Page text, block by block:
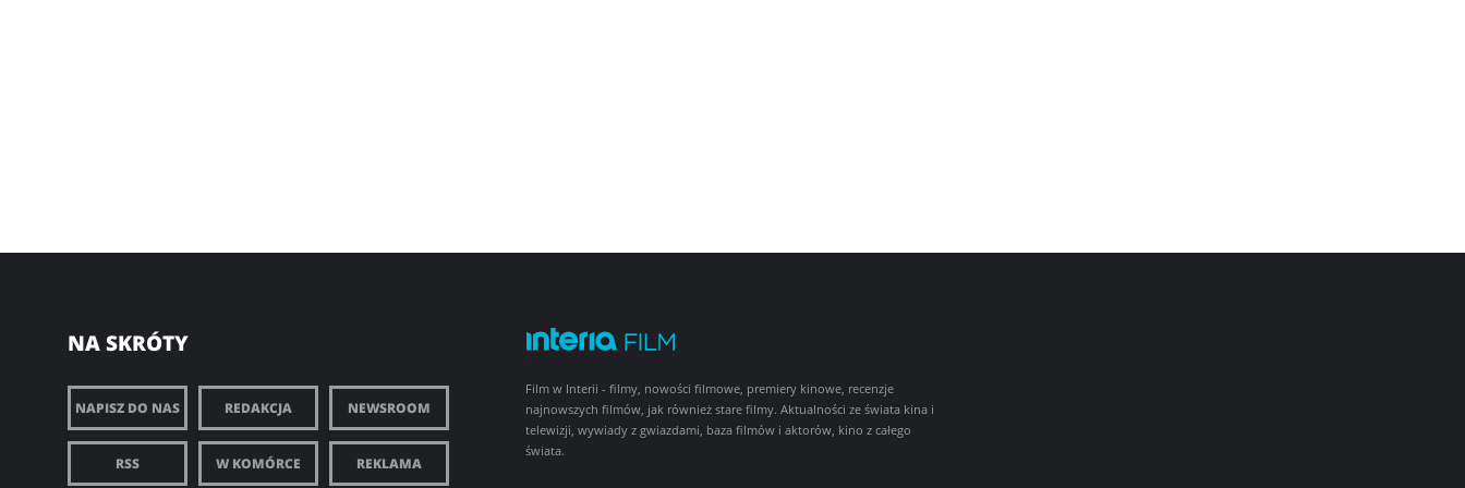
NA SKRÓTY
NAPISZ DO NAS REDAKCJA NEWSROOM
RSS W KOMÓRCE REKLAMA
Film w Interii - filmy, nowości filmowe, premiery kinowe, recenzje
najnowszych filmów, jak również stare filmy. Aktualności ze świata kina i
telewizji, wywiady z gwiazdami, baza filmów i aktorów, kino z całego
świata.